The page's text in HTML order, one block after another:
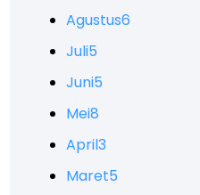
Agustus6
Juli5
Juni5
Mei8
April3
Maret5